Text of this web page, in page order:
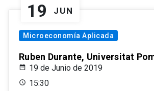
19 JUN
Microeconomía Aplicada
Ruben Durante, Universitat
19 de Junio de 2019
15:30